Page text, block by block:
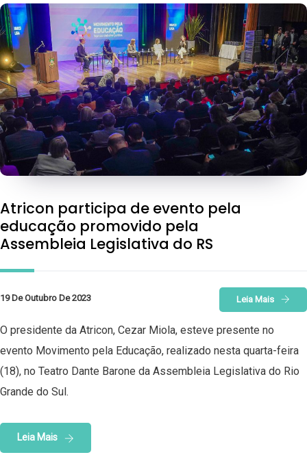
Atricon participa de evento pela
educação promovido pela
Assembleia Legislativa do RS
19 De Outubro De 2023 Leia Mais
O presidente da Atricon, Cezar Miola, esteve presente no
evento Movimento pela Educação, realizado nesta quarta-feira
(18), no Teatro Dante Barone da Assembleia Legislativa do Rio
Grande do Sul.
Leia Mais